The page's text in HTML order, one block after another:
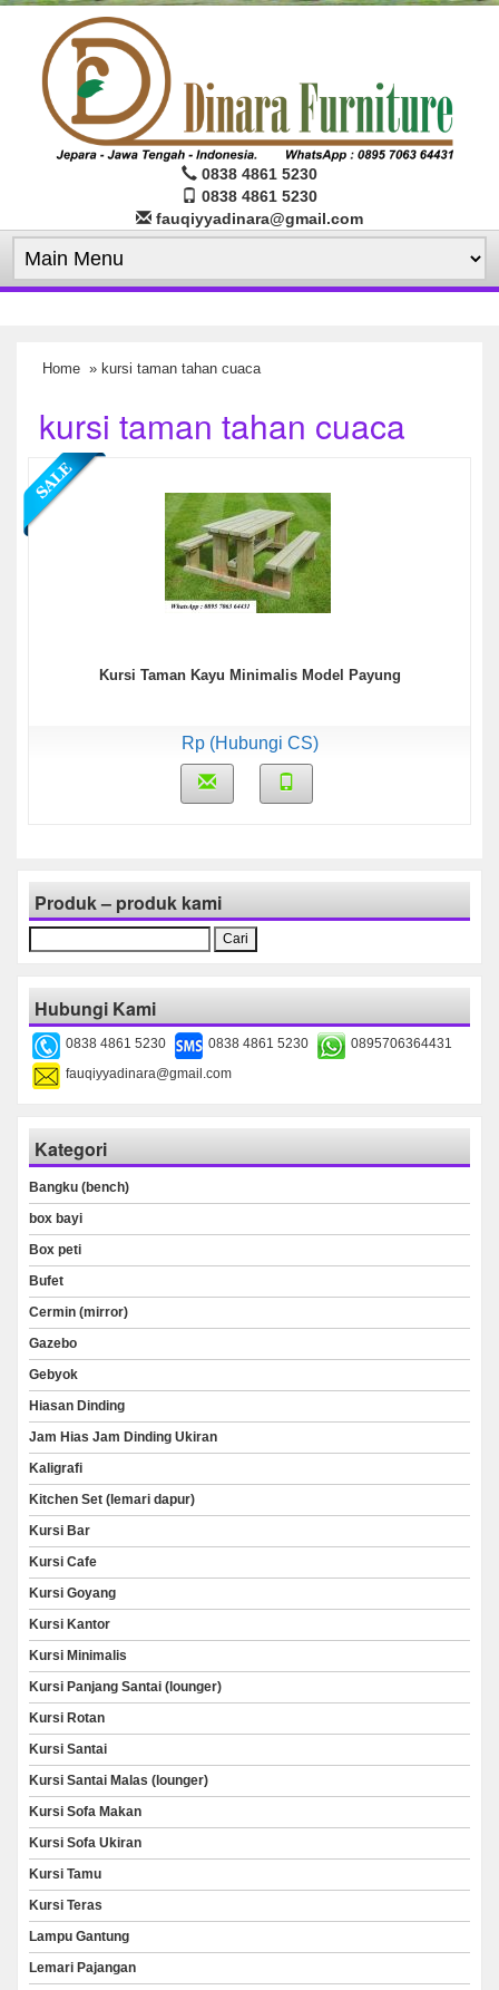
0838 4861 5230
0838 4861 5230
fauqiyyadinara@gmail.com
Home » kursi taman tahan cuaca
kursi taman tahan cuaca
Kursi Taman Kayu Minimalis Model Payung
Rp (Hubungi CS)
Produk – produk kami
untuk:
Hubungi Kami
0838 4861 5230 0838 4861 5230
0895706364431
fauqiyyadinara@gmail.com
Kategori
Bangku (bench)
box bayi
Box peti
Bufet
Cermin (mirror)
Gazebo
Gebyok
Hiasan Dinding
Jam Hias Jam Dinding Ukiran
Kaligrafi
Kitchen Set (lemari dapur)
Kursi Bar
Kursi Cafe
Kursi Goyang
Kursi Kantor
Kursi Minimalis
Kursi Panjang Santai (lounger)
Kursi Rotan
Kursi Santai
Kursi Santai Malas (lounger)
Kursi Sofa Makan
Kursi Sofa Ukiran
Kursi Tamu
Kursi Teras
Lampu Gantung
Lemari Pajangan